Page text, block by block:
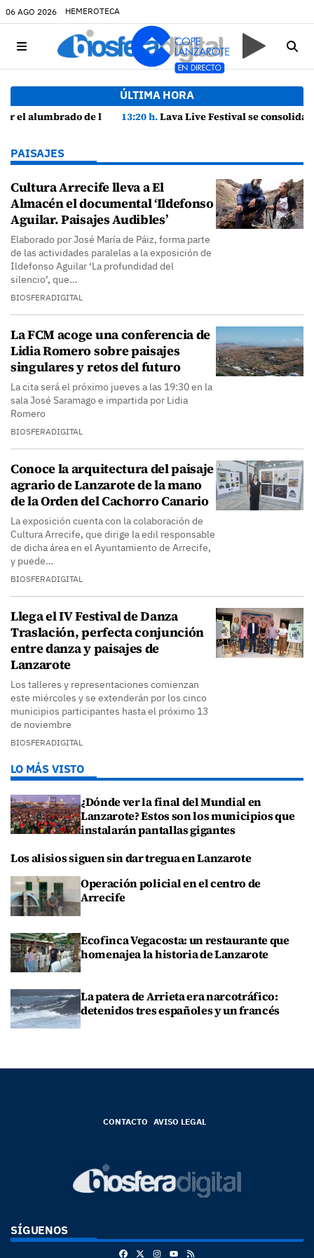
06 AGO 2026 HEMEROTECA
ÚLTIMA HORA
13:20 h.Lava Live Festival se consolida como atractivo turístico y agente dinamizador de la economía de Lanzarote
PAISAJES
Cultura Arrecife lleva a El
Almacén el documental ‘Ildefonso
Aguilar. Paisajes Audibles’
Elaborado por José María de Páiz, forma parte
de las actividades paralelas a la exposición de
Ildefonso Aguilar ‘La profundidad del
silencio’, que…
BIOSFERADIGITAL
La FCM acoge una conferencia de
Lidia Romero sobre paisajes
singulares y retos del futuro
La cita será el próximo jueves a las 19:30 en la
sala José Saramago e impartida por Lidia
Romero
BIOSFERADIGITAL
Conoce la arquitectura del paisaje
agrario de Lanzarote de la mano
de la Orden del Cachorro Canario
La exposición cuenta con la colaboración de
Cultura Arrecife, que dirige la edil responsable
de dicha área en el Ayuntamiento de Arrecife,
y puede…
BIOSFERADIGITAL
Llega el IV Festival de Danza
Traslación, perfecta conjunción
entre danza y paisajes de
Lanzarote
Los talleres y representaciones comienzan
este miércoles y se extenderán por los cinco
municipios participantes hasta el próximo 13
de noviembre
BIOSFERADIGITAL
LO MÁS VISTO
¿Dónde ver la final del Mundial en
Lanzarote? Estos son los municipios que
instalarán pantallas gigantes
Los alisios siguen sin dar tregua en Lanzarote
Operación policial en el centro de
Arrecife
Ecofinca Vegacosta: un restaurante que
homenajea la historia de Lanzarote
La patera de Arrieta era narcotráfico:
detenidos tres españoles y un francés
CONTACTO AVISO LEGAL
SÍGUENOS
FacebookInstagram